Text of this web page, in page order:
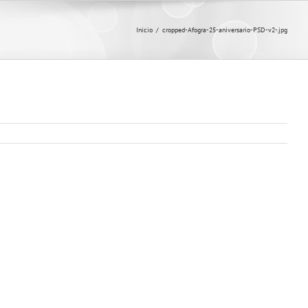
Inicio / cropped-Afogra-25-aniversario-PSD-v2-.jpg